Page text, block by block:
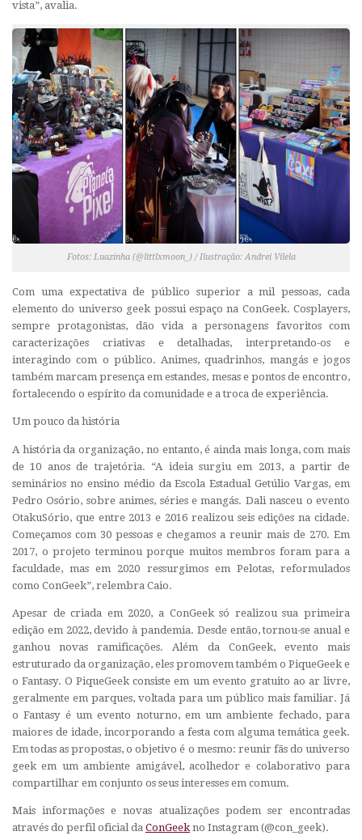
vista”, avalia.
Fotos: Luazinha (@littlxmoon_) / Ilustração: Andrei Vilela
Com uma expectativa de público superior a mil pessoas, cada
elemento do universo geek possui espaço na ConGeek. Cosplayers,
sempre protagonistas, dão vida a personagens favoritos com
caracterizações criativas e detalhadas, interpretando-os e
interagindo com o público. Animes, quadrinhos, mangás e jogos
também marcam presença em estandes, mesas e pontos de encontro,
fortalecendo o espírito da comunidade e a troca de experiência.
Um pouco da história
A história da organização, no entanto, é ainda mais longa, com mais
de 10 anos de trajetória. “A ideia surgiu em 2013, a partir de
seminários no ensino médio da Escola Estadual Getúlio Vargas, em
Pedro Osório, sobre animes, séries e mangás. Dali nasceu o evento
OtakuSório, que entre 2013 e 2016 realizou seis edições na cidade.
Começamos com 30 pessoas e chegamos a reunir mais de 270. Em
2017, o projeto terminou porque muitos membros foram para a
faculdade, mas em 2020 ressurgimos em Pelotas, reformulados
como ConGeek”, relembra Caio.
Apesar de criada em 2020, a ConGeek só realizou sua primeira
edição em 2022, devido à pandemia. Desde então, tornou-se anual e
ganhou novas ramificações. Além da ConGeek, evento mais
estruturado da organização, eles promovem também o PiqueGeek e
oFantasy. O PiqueGeek consiste em um evento gratuito ao ar livre,
geralmente em parques, voltada para um público mais familiar. Já
o Fantasy é um evento noturno, em um ambiente fechado, para
maiores de idade, incorporando a festa com alguma temática geek.
Em todas as propostas, o objetivo é o mesmo: reunir fãs do universo
geek em um ambiente amigável, acolhedor e colaborativo para
compartilhar em conjunto os seus interesses em comum.
Mais informações e novas atualizações podem ser encontradas
através do perfil oficial da ConGeek no Instagram (@con_geek).